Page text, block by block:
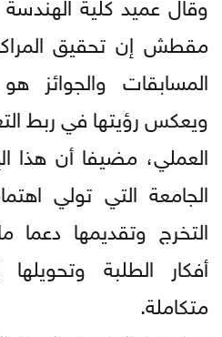
مقطش إن تحقيق
المسابقات والجوائز
ويعكس رؤيتها في ربط
العملي، مضيفا أن هذا
الجامعة التي تولي
التخرج وتقديمها دعما
أفكار الطلبة
متكاملة.